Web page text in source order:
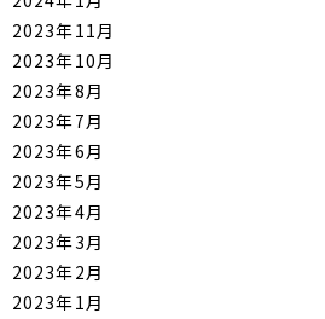
2023年11月
2023年10月
2023年8月
2023年7月
2023年6月
2023年5月
2023年4月
2023年3月
2023年2月
2023年1月